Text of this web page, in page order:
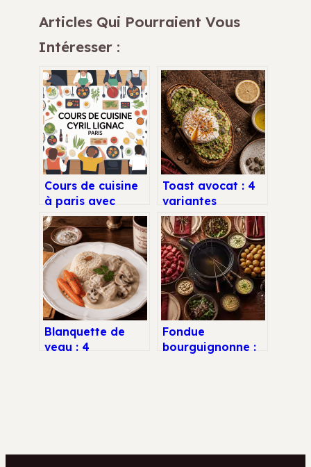
Articles Qui Pourraient Vous
Intéresser :
Cours de cuisine
à paris avec
l’univers de cyril
lignac
Toast avocat : 4
variantes
gourmandes et la
méthode pour
une texture
parfaite
Blanquette de
veau : 4
Fondue
bourguignonne :